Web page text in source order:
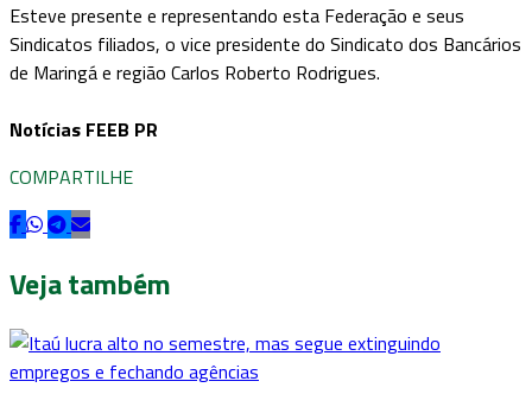
Esteve presente e representando esta Federação e seus
Sindicatos filiados, o vice presidente do Sindicato dos Bancários
de Maringá e região Carlos Roberto Rodrigues.
Notícias FEEB PR
COMPARTILHE
Veja também